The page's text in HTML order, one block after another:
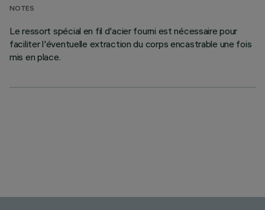
NOTES
Le ressort spécial en fil d'acier fourni est nécessaire pour
faciliter l'éventuelle extraction du corps encastrable une fois
mis en place.